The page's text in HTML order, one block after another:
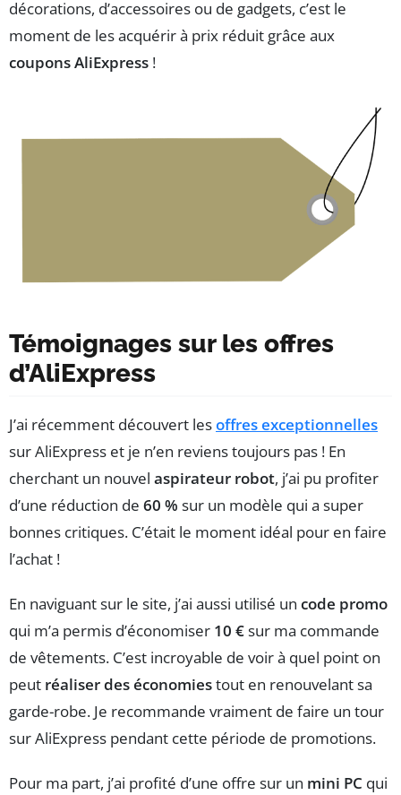
décorations, d’accessoires ou de gadgets, c’est le
moment de les acquérir à prix réduit grâce aux
coupons AliExpress !
Témoignages sur les offres
d’AliExpress
J’ai récemment découvert lesoffres exceptionnelles
sur AliExpress et je n’en reviens toujours pas ! En
cherchant un nouvel aspirateur robot, j’ai pu profiter
d’une réduction de 60 % sur un modèle qui a super
bonnes critiques. C’était le moment idéal pour en faire
l’achat !
En naviguant sur le site, j’ai aussi utilisé un code promo
qui m’a permis d’économiser 10 €sur ma commande
de vêtements. C’est incroyable de voir à quel point on
peut réaliser des économiestout en renouvelant sa
garde-robe. Je recommande vraiment de faire un tour
sur AliExpress pendant cette période de promotions.
Pour ma part, j’ai profité d’une offre sur un mini PC qui